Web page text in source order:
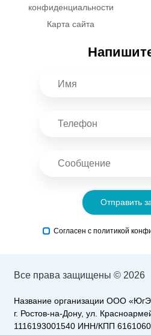
конфиденциальности
Карта сайта
Отправить
Согласен с политикой
Все права защищены © 2026
Название организации ООО
г. Ростов-на-Дону, ул.
1116193001540 ИНН/КПП